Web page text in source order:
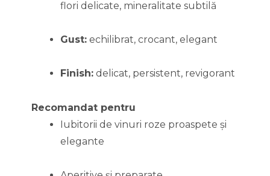
flori delicate, mineralitate subtilă
Gust: echilibrat, crocant, elegant
Finish: delicat, persistent, revigorant
Recomandat pentru
Iubitorii de vinuri roze proaspete și
elegante